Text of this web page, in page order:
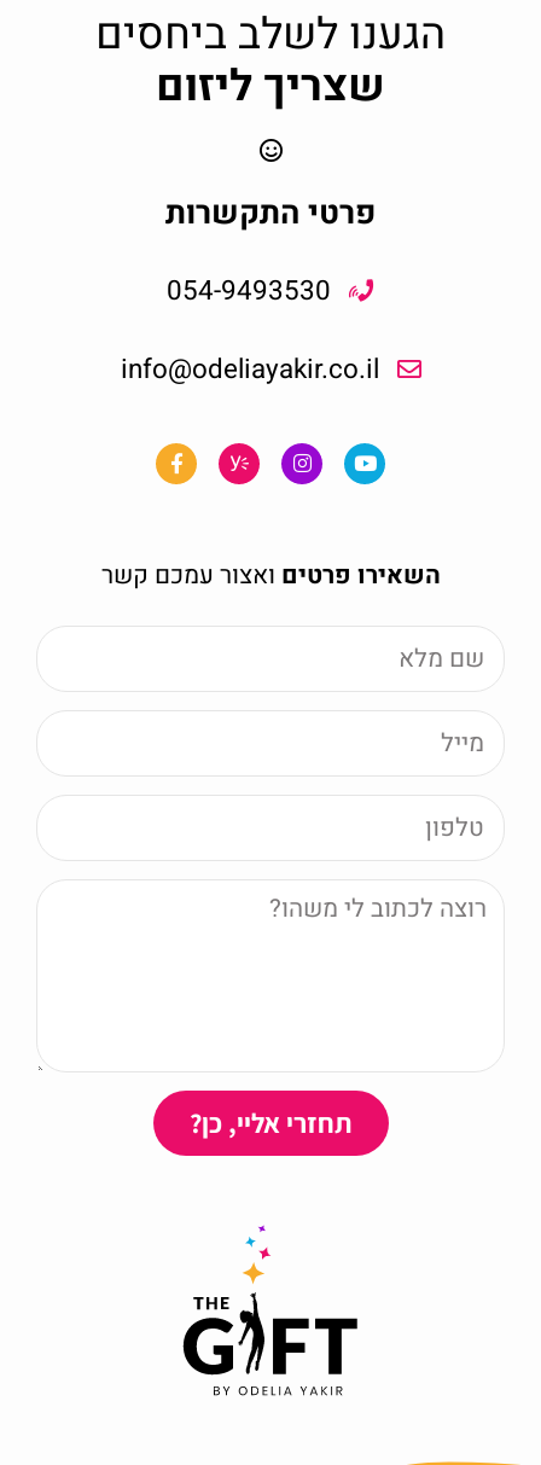
הגענו לשלב ביחסים
שצריך ליזום
פרטי התקשרות
054-9493530
info@odeliayakir.co.il
השאירו פרטים ואצור עמכם קשר
תחזרי אליי, כן?